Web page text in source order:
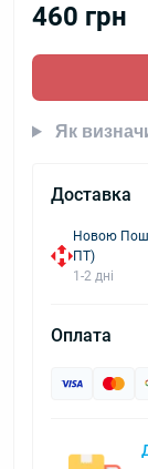
460 грн
Як
Доставка
Новою
ПТ)
1-2 дні
Оплата